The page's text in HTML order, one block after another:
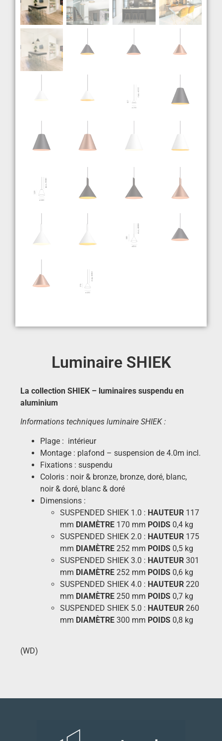
Luminaire SHIEK
La collection SHIEK – luminaires suspendu en
aluminium
Informations techniques luminaire SHIEK :
Plage : intérieur
Montage : plafond – suspension de 4.0m incl.
Fixations : suspendu
Coloris : noir & bronze, bronze, doré, blanc,
noir & doré, blanc & doré
Dimensions :
SUSPENDED SHIEK 1.0 : HAUTEUR 117
mm DIAMÈTRE 170 mm POIDS 0,4 kg
SUSPENDED SHIEK 2.0 : HAUTEUR 175
mm DIAMÈTRE252 mm POIDS 0,5 kg
SUSPENDED SHIEK 3.0 : HAUTEUR301
mm DIAMÈTRE252 mm POIDS 0,6 kg
SUSPENDED SHIEK 4.0 : HAUTEUR220
mm DIAMÈTRE250 mm POIDS 0,7 kg
SUSPENDED SHIEK 5.0 : HAUTEUR260
mm DIAMÈTRE300 mm POIDS 0,8 kg
(WD)